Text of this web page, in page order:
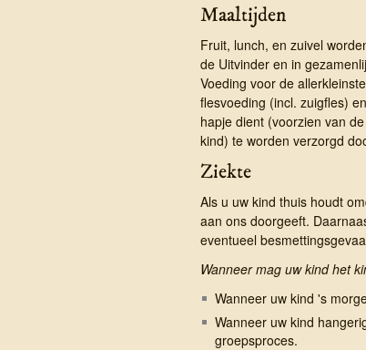
Maaltijden
Fruit, lunch, en zuivel
de Uitvinder en in
Voeding voor de
flesvoeding (incl. zuigfles)
hapje dient (voorzien van
kind) te worden verzorgd
Ziekte
Als u uw kind thuis houdt
aan ons doorgeeft.
eventueel
Wanneer mag uw kind het
Wanneer uw kind 's
Wanneer uw kind
groepsproces.